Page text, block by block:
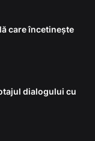
care încetinește
dialogului cu